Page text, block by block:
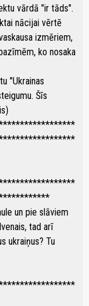
vārdā "ir tāds".
nācijai vērtē
izmēriem,
ko nosaka
"Ukrainas
Šīs
un pie slāviem
tad arī
ukraiņus? Tu